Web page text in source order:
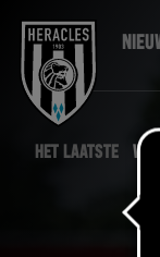
HET LAATSTE